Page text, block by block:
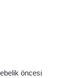
öncesi